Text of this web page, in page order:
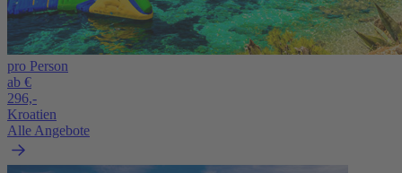
pro Person
ab €
296,-
Kroatien
Alle Angebote